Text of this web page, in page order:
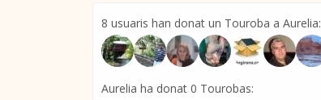
8 usuaris han donat un Touroba a Aurelia:
Aurelia ha donat 0 Tourobas: